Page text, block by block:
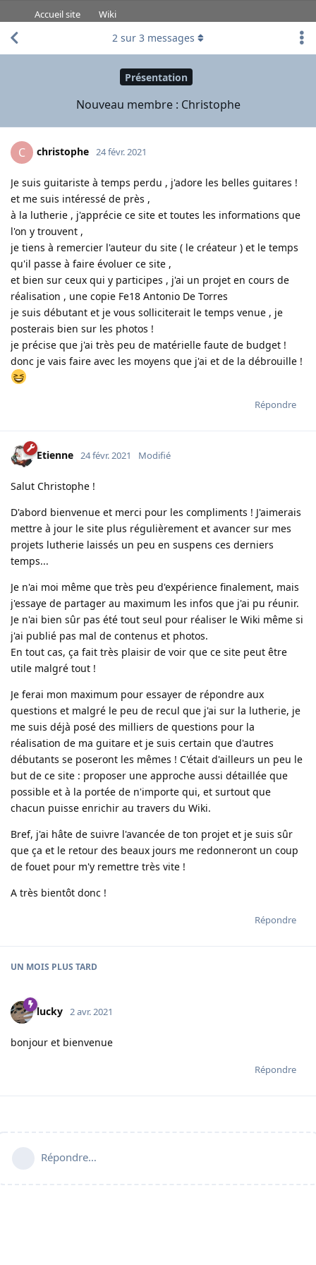
Accueil site Wiki
Présentation
Nouveau membre : Christophe
2 sur 3 messages
C christophe 24 févr. 2021
Je suis guitariste à temps perdu , j'adore les belles guitares !
et me suis intéressé de près ,
à la lutherie , j'apprécie ce site et toutes les informations que
l'on y trouvent ,
je tiens à remercier l'auteur du site ( le créateur ) et le temps
qu'il passe à faire évoluer ce site ,
et bien sur ceux qui y participes , j'ai un projet en cours de
réalisation , une copie Fe18 Antonio De Torres
je suis débutant et je vous solliciterait le temps venue , je
posterais bien sur les photos !
je précise que j'ai très peu de matérielle faute de budget !
donc je vais faire avec les moyens que j'ai et de la débrouille !
Répondre
Etienne 24 févr. 2021 Modifié
Salut Christophe !
D'abord bienvenue et merci pour les compliments ! J'aimerais
mettre à jour le site plus régulièrement et avancer sur mes
projets lutherie laissés un peu en suspens ces derniers
temps...
Je n'ai moi même que très peu d'expérience finalement, mais
j'essaye de partager au maximum les infos que j'ai pu réunir.
Je n'ai bien sûr pas été tout seul pour réaliser le Wiki même si
j'ai publié pas mal de contenus et photos.
En tout cas, ça fait très plaisir de voir que ce site peut être
utile malgré tout !
Je ferai mon maximum pour essayer de répondre aux
questions et malgré le peu de recul que j'ai sur la lutherie, je
me suis déjà posé des milliers de questions pour la
réalisation de ma guitare et je suis certain que d'autres
débutants se poseront les mêmes ! C'était d'ailleurs un peu le
but de ce site : proposer une approche aussi détaillée que
possible et à la portée de n'importe qui, et surtout que
chacun puisse enrichir au travers du Wiki.
Bref, j'ai hâte de suivre l'avancée de ton projet et je suis sûr
que ça et le retour des beaux jours me redonneront un coup
de fouet pour m'y remettre très vite !
A très bientôt donc !
Répondre
UN MOIS PLUS TARD
lucky 2 avr. 2021
bonjour et bienvenue
Répondre
Répondre…